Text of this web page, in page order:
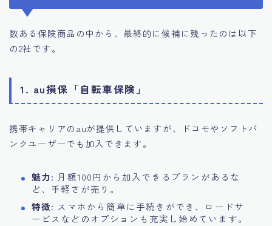
数ある保険商品の中から、最終的に候補に残ったのは以下
の2社です。
1. au損保「自転車保険」
携帯キャリアのauが提供していますが、ドコモやソフトバ
ンクユーザーでも加入できます。
魅力: 月額100円から加入できるプランがあるな
ど、手軽さが売り。
特徴: スマホから簡単に手続きができ、ロードサ
ービスなどのオプションも充実し始めています。